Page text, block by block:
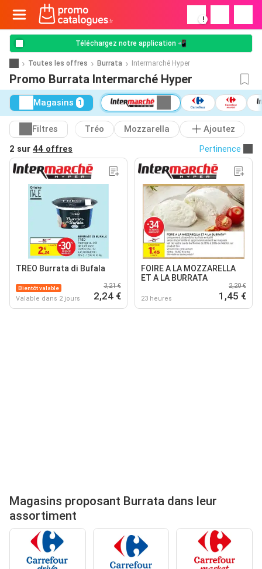
!
Téléchargez notre application 📲
Toutes les offres Burrata Intermarché Hyper
Promo Burrata Intermarché Hyper
Magasins 1
Filtres Tréo Mozzarella
Ajoutez
2 sur 44 offres Pertinence
TREO Burrata di Bufala
Bientôt valable
Valable dans 2 jours
3,21 €
2,24 €
FOIRE A LA MOZZARELLA
ET A LA BURRATA
23 heures
2,20 €
1,45 €
Magasins proposant Burrata dans leur
assortiment